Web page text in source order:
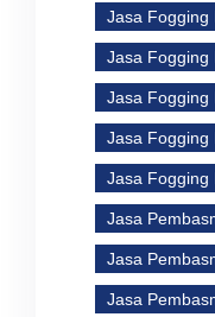
Jasa Fogging
Jasa Fogging
Jasa Fogging
Jasa Fogging
Jasa Fogging
Jasa
Jasa
Jasa